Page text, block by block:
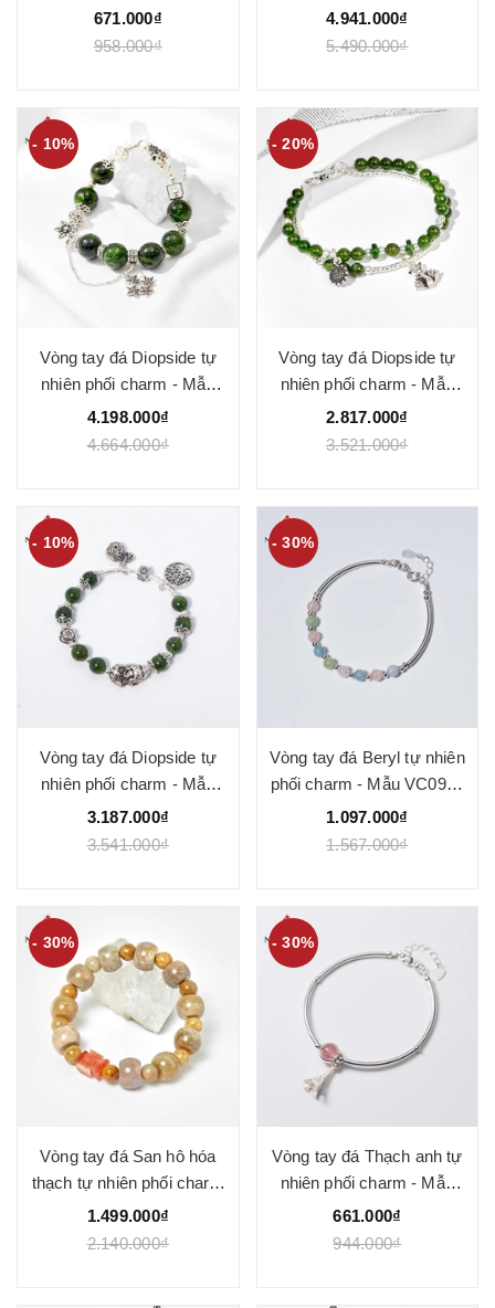
VC0882 - Ngọc Quý
671.000₫
958.000₫
VC0904 - Ngọc Quý
4.941.000₫
5.490.000₫
- 10%
Vòng tay đá Diopside tự
nhiên phối charm - Mẫu
VC0905 - Ngọc Quý
4.198.000₫
4.664.000₫
- 20%
Vòng tay đá Diopside tự
nhiên phối charm - Mẫu
VC0908 - Ngọc Quý
2.817.000₫
3.521.000₫
- 10%
Vòng tay đá Diopside tự
nhiên phối charm - Mẫu
VC0914 - Ngọc Quý
3.187.000₫
3.541.000₫
- 30%
Vòng tay đá Beryl tự nhiên
phối charm - Mẫu VC0919
- Ngọc Quý
1.097.000₫
1.567.000₫
- 30%
Vòng tay đá San hô hóa
thạch tự nhiên phối charm
- Mẫu VC0924 - Ngọc Quý
1.499.000₫
2.140.000₫
- 30%
Vòng tay đá Thạch anh tự
nhiên phối charm - Mẫu
VC0929 - Ngọc Quý
661.000₫
944.000₫